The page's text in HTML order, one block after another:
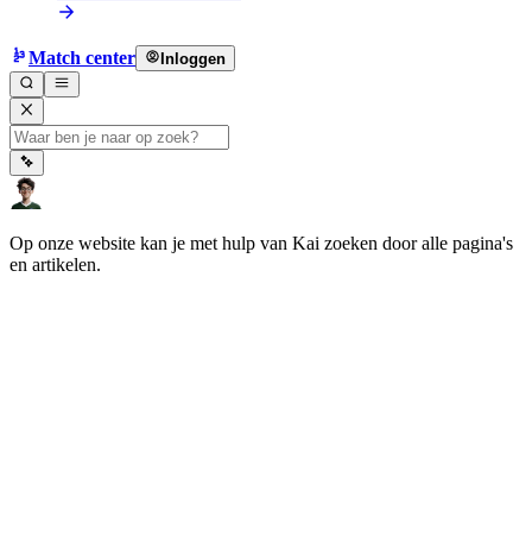
Match center Inloggen
Op onze website kan je met hulp van Kai zoeken door alle pagina's
en artikelen.